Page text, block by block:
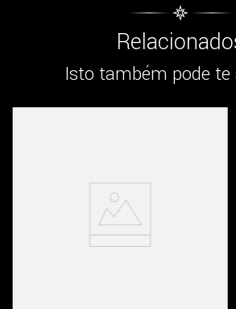
Isto também pode te